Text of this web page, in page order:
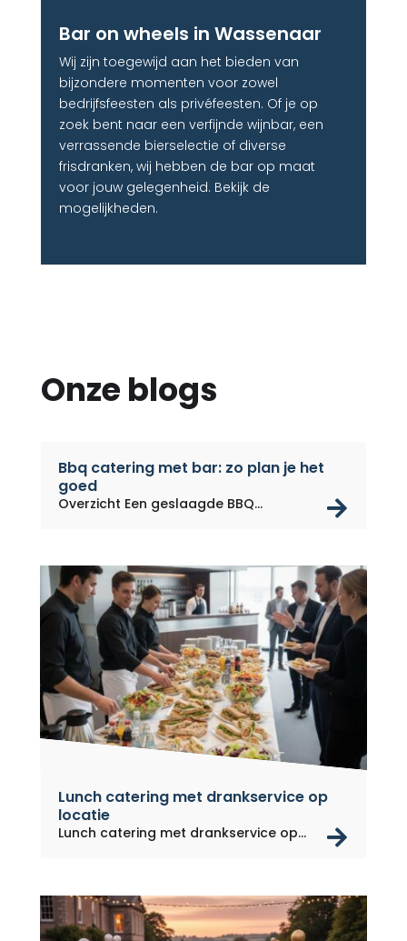
Bar on wheels in Wassenaar
Wij zijn toegewijd aan het bieden van
bijzondere momenten voor zowel
bedrijfsfeesten als privéfeesten. Of je op
zoek bent naar een verfijnde wijnbar, een
verrassende bierselectie of diverse
frisdranken, wij hebben de bar op maat
voor jouw gelegenheid. Bekijk de
mogelijkheden.
Onze blogs
Bbq catering met bar: zo plan je het
goed
Overzicht Een geslaagde BBQ
Lunch catering met drankservice op
locatie
Lunch catering met drankservice op...